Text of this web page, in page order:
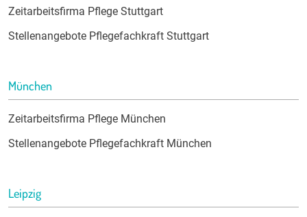
Zeitarbeitsfirma Pflege Stuttgart
Stellenangebote Pflegefachkraft Stuttgart
München
Zeitarbeitsfirma Pflege München
Stellenangebote Pflegefachkraft München
Leipzig